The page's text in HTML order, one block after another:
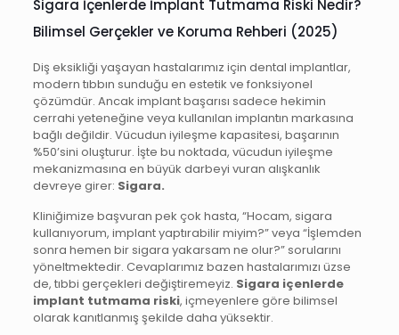
Sigara İçenlerde İmplant Tutmama Riski Nedir?
Bilimsel Gerçekler ve Koruma Rehberi (2025)
Diş eksikliği yaşayan hastalarımız için dental implantlar,
modern tıbbın sunduğu en estetik ve fonksiyonel
çözümdür. Ancak implant başarısı sadece hekimin
cerrahi yeteneğine veya kullanılan implantın markasına
bağlı değildir. Vücudun iyileşme kapasitesi, başarının
%50’sini oluşturur. İşte bu noktada, vücudun iyileşme
mekanizmasına en büyük darbeyi vuran alışkanlık
devreye girer: Sigara.
Kliniğimize başvuran pek çok hasta, “Hocam, sigara
kullanıyorum, implant yaptırabilir miyim?” veya “İşlemden
sonra hemen bir sigara yakarsam ne olur?” sorularını
yöneltmektedir. Cevaplarımız bazen hastalarımızı üzse
de, tıbbi gerçekleri değiştiremeyiz. Sigara içenlerde
implant tutmama riski, içmeyenlere göre bilimsel
olarak kanıtlanmış şekilde daha yüksektir.